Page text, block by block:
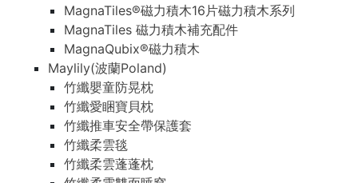
MagnaTiles®磁力積木16片磁力積木系列
MagnaTiles 磁力積木補充配件
MagnaQubix®磁力積木
Maylily(波蘭Poland)
竹纖嬰童防晃枕
竹纖愛睏寶貝枕
竹纖推車安全帶保護套
竹纖柔雲毯
竹纖柔雲蓬蓬枕